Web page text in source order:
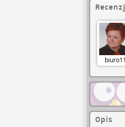
biuro11
Opis